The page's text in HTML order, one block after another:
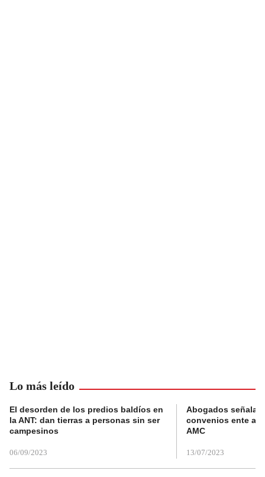
Lo más leído
El desorden de los predios baldíos en
la ANT: dan tierras a personas sin ser
campesinos
06/09/2023
Abogados
convenios ente
AMC
13/07/2023